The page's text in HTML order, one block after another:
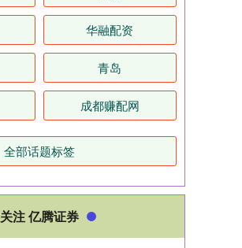
华融配资
青岛
成都赚配网
全部话题标签
关注 亿腾证券